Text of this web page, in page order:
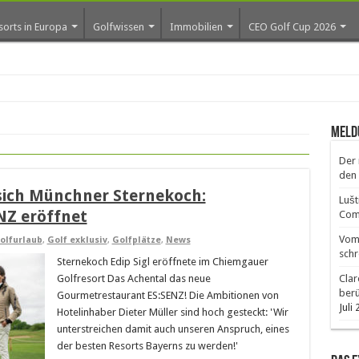
in Europa Golfwissen Immobilien CEO Golf Cup 2026
Münchner Sternekoch:
eröffnet
, Golf exklusiv, Golfplätze, News
Sternekoch Edip Sigl eröffnete im Chiemgauer
Golfresort Das Achental das neue
Gourmetrestaurant ES:SENZ! Die Ambitionen von
Hotelinhaber Dieter Müller sind hoch gesteckt: 'Wir
unterstreichen damit auch unseren Anspruch, eines
der besten Resorts Bayerns zu werden!'
Der
den
Juli